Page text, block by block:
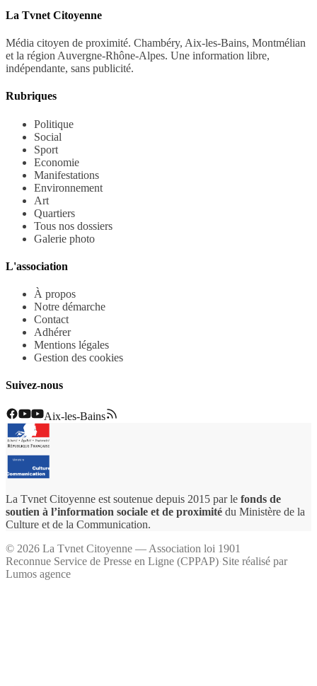
La Tvnet Citoyenne
Média citoyen de proximité. Chambéry, Aix-les-Bains, Montmélian
et la région Auvergne-Rhône-Alpes. Une information libre,
indépendante, sans publicité.
Rubriques
Politique
Social
Sport
Economie
Manifestations
Environnement
Art
Quartiers
Tous nos dossiers
Galerie photo
L'association
À propos
Notre démarche
Contact
Adhérer
Mentions légales
Gestion des cookies
Suivez-nous
Aix-les-Bains
La Tvnet Citoyenne est soutenue depuis 2015 par le fonds de
soutien à l’information sociale et de proximité du Ministère de la
Culture et de la Communication.
© 2026 La Tvnet Citoyenne — Association loi 1901
Reconnue Service de Presse en Ligne (CPPAP)·Site réalisé par
Lumos agence